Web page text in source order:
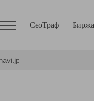
СеоТраф Биржа